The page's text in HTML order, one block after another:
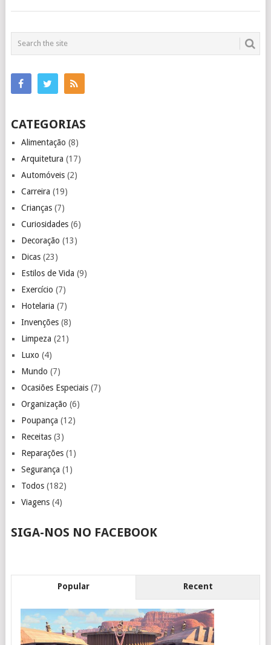
CATEGORIAS
Alimentação (8)
Arquitetura (17)
Automóveis(2)
Carreira (19)
Crianças(7)
Curiosidades(6)
Decoração (13)
Dicas(23)
Estilos de Vida (9)
Exercício (7)
Hotelaria (7)
Invenções(8)
Limpeza (21)
Luxo (4)
Mundo (7)
Ocasiões Especiais(7)
Organização (6)
Poupança (12)
Receitas(3)
Reparações(1)
Segurança (1)
Todos(182)
Viagens(4)
SIGA-NOS NO FACEBOOK
Popular Recent